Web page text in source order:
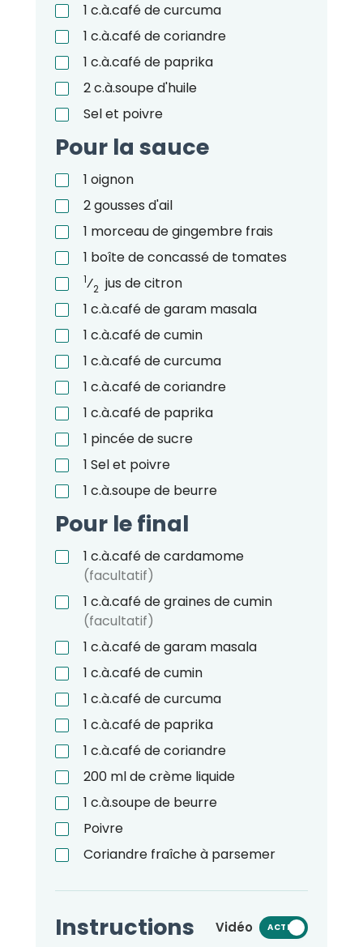
1 c.à.caféde curcuma
1 c.à.caféde coriandre
1 c.à.caféde paprika
2c.à.souped'huile
Sel et poivre
Pour la sauce
1 oignon
2gousses d'ail
1 morceau de gingembre frais
1 boîte de concassé de tomates
1⁄2 jus de citron
1 c.à.caféde garam masala
1 c.à.caféde cumin
1 c.à.caféde curcuma
1 c.à.caféde coriandre
1 c.à.caféde paprika
1 pincée de sucre
1 Sel et poivre
1 c.à.soupede beurre
Pour le final
1 c.à.caféde cardamome
(facultatif)
1 c.à.caféde graines de cumin
(facultatif)
1 c.à.caféde garam masala
1 c.à.caféde cumin
1 c.à.caféde curcuma
1 c.à.caféde paprika
1 c.à.caféde coriandre
200 mlde crème liquide
1 c.à.soupede beurre
Poivre
Coriandre fraîche à parsemer
Instructions Vidéo ACTIVÉ